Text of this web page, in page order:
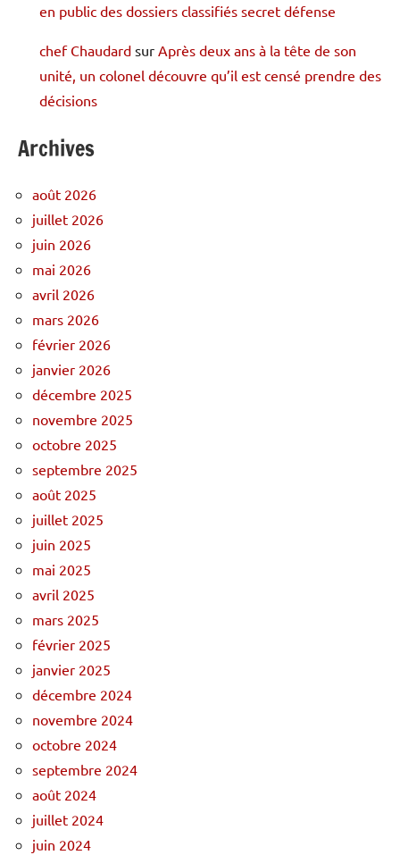
en public des dossiers classifiés secret défense
chef Chaudard sur Après deux ans à la tête de son
unité, un colonel découvre qu’il est censé prendre des
décisions
Archives
août 2026
juillet 2026
juin 2026
mai 2026
avril 2026
mars 2026
février 2026
janvier 2026
décembre 2025
novembre 2025
octobre 2025
septembre 2025
août 2025
juillet 2025
juin 2025
mai 2025
avril 2025
mars 2025
février 2025
janvier 2025
décembre 2024
novembre 2024
octobre 2024
septembre 2024
août 2024
juillet 2024
juin 2024